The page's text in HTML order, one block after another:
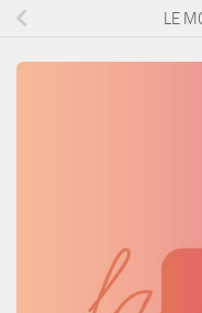
LE